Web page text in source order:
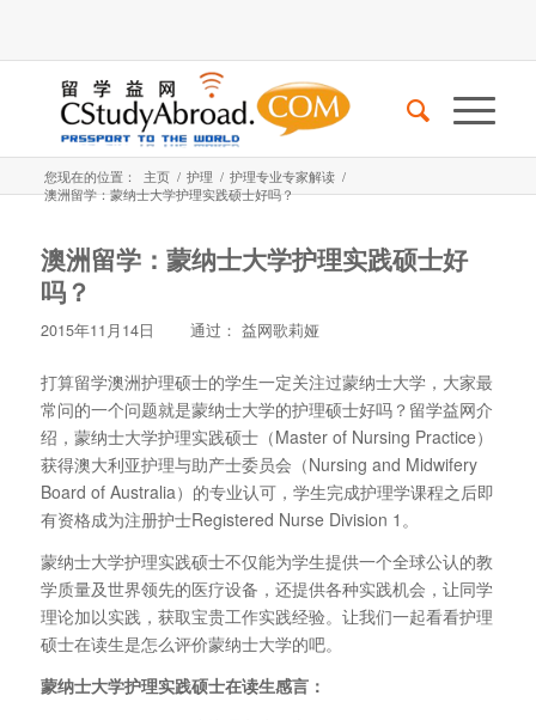
您现在的位置： 主页 / 护理 / 护理专业专家解读 /
澳洲留学：蒙纳士大学护理实践硕士好吗？
澳洲留学：蒙纳士大学护理实践硕士好
吗？
2015年11月14日 通过： 益网歌莉娅
打算留学澳洲护理硕士的学生一定关注过蒙纳士大学，大家最
常问的一个问题就是蒙纳士大学的护理硕士好吗？留学益网介
绍，蒙纳士大学护理实践硕士（Master of Nursing Practice）
获得澳大利亚护理与助产士委员会（Nursing and Midwifery
Board of Australia）的专业认可，学生完成护理学课程之后即
有资格成为注册护士Registered Nurse Division 1。
蒙纳士大学护理实践硕士不仅能为学生提供一个全球公认的教
学质量及世界领先的医疗设备，还提供各种实践机会，让同学
理论加以实践，获取宝贵工作实践经验。让我们一起看看护理
硕士在读生是怎么评价蒙纳士大学的吧。
蒙纳士大学护理实践硕士在读生感言：